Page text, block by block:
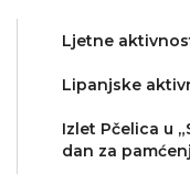
Ljetne
Lipanjske
Izlet Pčelica u
dan za